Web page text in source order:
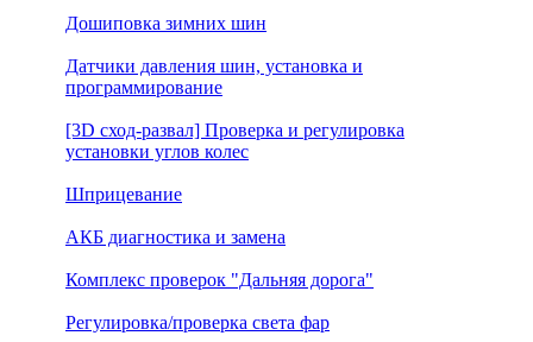
Дошиповка зимних шин
Датчики давления шин, установка и
программирование
[3D сход-развал] Проверка и регулировка
установки углов колес
Шприцевание
АКБ диагностика и замена
Комплекс проверок "Дальняя дорога"
Регулировка/проверка света фар